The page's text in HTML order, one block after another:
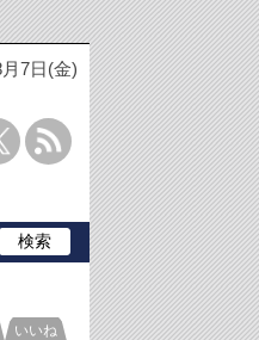
7日(金)
いいね